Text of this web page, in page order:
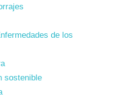
de los
sostenible